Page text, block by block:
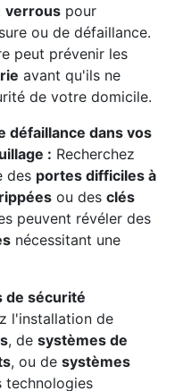
verrous pour
ou de défaillance.
peut prévenir les
avant qu'ils ne
de votre domicile.
défaillance dans vos
: Recherchez
des portes difficiles à
ou des clés
peuvent révéler des
nécessitant une
de sécurité
l'installation de
, de systèmes de
, ou de systèmes
technologies